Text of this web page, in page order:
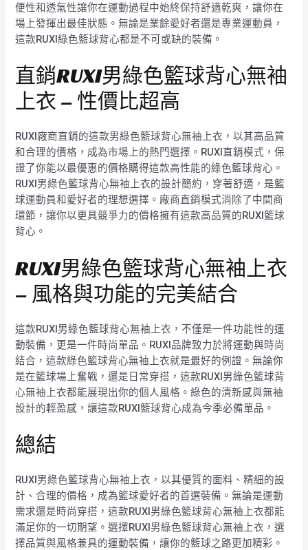
便性和透氣性讓你在運動過程中始終保持舒適乾爽，讓你在
場上發揮出最佳狀態。無論是業餘愛好者還是專業運動員，
這款RUXI綠色籃球背心都是不可或缺的裝備。
直銷RUXI男綠色籃球背心無袖
上衣 – 性價比超高
RUXI廠商直銷的這款男綠色籃球背心無袖上衣，以其高品質
和合理的價格，成為市場上的熱門選擇。RUXI直銷模式，保
證了你能以最優惠的價格購得這款高性能的綠色籃球背心。
RUXI男綠色籃球背心無袖上衣的設計簡約，穿著舒適，是籃
球運動員和愛好者的理想選擇。廠商直銷模式消除了中間商
環節，讓你以更具競爭力的價格擁有這款高品質的RUXI籃球
背心。
RUXI男綠色籃球背心無袖上衣
– 風格與功能的完美結合
這款RUXI男綠色籃球背心無袖上衣，不僅是一件功能性的運
動裝備，更是一件時尚單品。RUXI品牌致力於將運動與時尚
結合，這款綠色籃球背心無袖上衣就是最好的例證。無論你
是在籃球場上奮戰，還是日常穿搭，這款RUXI男綠色籃球背
心無袖上衣都能展現出你的個人風格。綠色的清新感與無袖
設計的輕盈感，讓這款RUXI籃球背心成為今季必備單品。
總結
RUXI男綠色籃球背心無袖上衣，以其優質的面料、精細的設
計、合理的價格，成為籃球愛好者的首選裝備。無論是運動
需求還是時尚穿搭，這款RUXI男綠色籃球背心無袖上衣都能
滿足你的一切期望。選擇RUXI男綠色籃球背心無袖上衣，選
擇品質與風格兼具的運動裝備，讓你的籃球之路更加精彩。